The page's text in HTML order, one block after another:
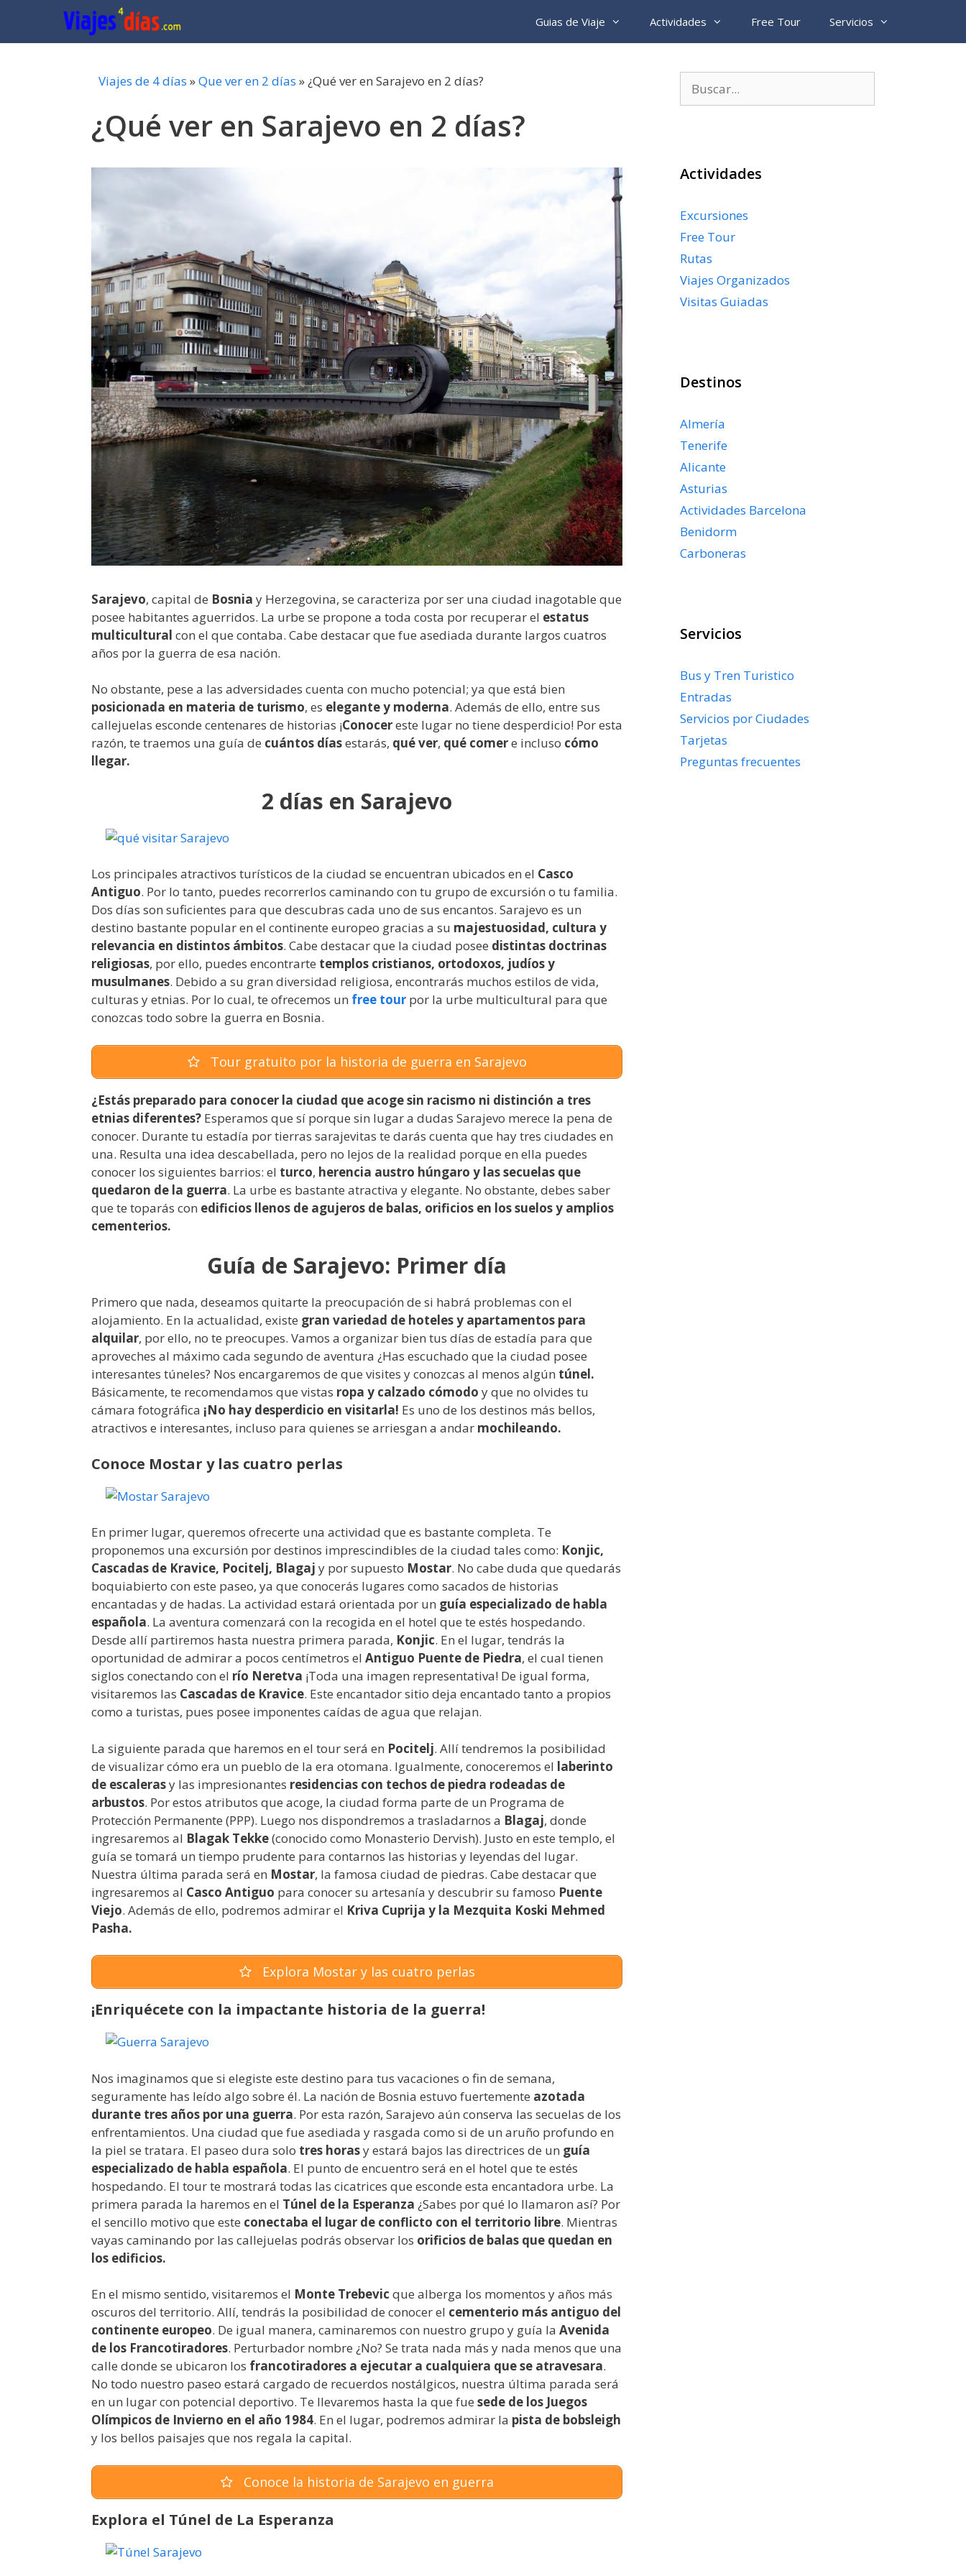
contenido
Guias de Viaje Actividades Free Tour Servicios
Viajes de 4 días »Que ver en 2 días »¿Qué ver en Sarajevo en 2 días?
¿Qué ver en Sarajevo en 2 días?
Sarajevo, capital de Bosnia y Herzegovina, se caracteriza por ser una ciudad inagotable que
posee habitantes aguerridos. La urbe se propone a toda costa por recuperar el estatus
multicultural con el que contaba. Cabe destacar que fue asediada durante largos cuatros
años por la guerra de esa nación.
No obstante, pese a las adversidades cuenta con mucho potencial; ya que está bien
posicionada en materia de turismo, es elegante y moderna. Además de ello, entre sus
callejuelas esconde centenares de historias ¡Conocereste lugar no tiene desperdicio! Por esta
razón, te traemos una guía de cuántos díasestarás, qué ver, qué comere incluso cómo
llegar.
2 días en Sarajevo
Los principales atractivos turísticos de la ciudad se encuentran ubicados en el Casco
Antiguo. Por lo tanto, puedes recorrerlos caminando con tu grupo de excursión o tu familia.
Dos días son suficientes para que descubras cada uno de sus encantos. Sarajevo es un
destino bastante popular en el continente europeo gracias a su majestuosidad, cultura y
relevancia en distintos ámbitos. Cabe destacar que la ciudad posee distintas doctrinas
religiosas, por ello, puedes encontrarte templos cristianos, ortodoxos, judíos y
musulmanes. Debido a su gran diversidad religiosa, encontrarás muchos estilos de vida,
culturas y etnias. Por lo cual, te ofrecemos un free tour por la urbe multicultural para que
conozcas todo sobre la guerra en Bosnia.
Tour gratuito por la historia de guerra en Sarajevo
¿Estás preparado para conocer la ciudad que acoge sin racismo ni distinción a tres
etnias diferentes? Esperamos que sí porque sin lugar a dudas Sarajevo merece la pena de
conocer. Durante tu estadía por tierras sarajevitas te darás cuenta que hay tres ciudades en
una. Resulta una idea descabellada, pero no lejos de la realidad porque en ella puedes
conocer los siguientes barrios: el turco, herencia austro húngaro y las secuelas que
quedaron de la guerra. La urbe es bastante atractiva y elegante. No obstante, debes saber
que te toparás con edificios llenos de agujeros de balas, orificios en los suelos y amplios
cementerios.
Guía de Sarajevo: Primer día
Primero que nada, deseamos quitarte la preocupación de si habrá problemas con el
alojamiento. En la actualidad, existe gran variedad de hoteles y apartamentos para
alquilar, por ello, no te preocupes. Vamos a organizar bien tus días de estadía para que
aproveches al máximo cada segundo de aventura ¿Has escuchado que la ciudad posee
interesantes túneles? Nos encargaremos de que visites y conozcas al menos algún túnel.
Básicamente, te recomendamos que vistas ropa y calzado cómodo y que no olvides tu
cámara fotográfica ¡No hay desperdicio en visitarla! Es uno de los destinos más bellos,
atractivos e interesantes, incluso para quienes se arriesgan a andar mochileando.
Conoce Mostar y las cuatro perlas
En primer lugar, queremos ofrecerte una actividad que es bastante completa. Te
proponemos una excursión por destinos imprescindibles de la ciudad tales como: Konjic,
Cascadas de Kravice, Pocitelj, Blagaj y por supuesto Mostar. No cabe duda que quedarás
boquiabierto con este paseo, ya que conocerás lugares como sacados de historias
encantadas y de hadas. La actividad estará orientada por un guía especializado de habla
española. La aventura comenzará con la recogida en el hotel que te estés hospedando.
Desde allí partiremos hasta nuestra primera parada, Konjic. En el lugar, tendrás la
oportunidad de admirar a pocos centímetros el Antiguo Puente de Piedra, el cual tienen
siglos conectando con el río Neretva ¡Toda una imagen representativa! De igual forma,
visitaremos las Cascadas de Kravice. Este encantador sitio deja encantado tanto a propios
como a turistas, pues posee imponentes caídas de agua que relajan.
La siguiente parada que haremos en el tour será en Pocitelj. Allí tendremos la posibilidad
de visualizar cómo era un pueblo de la era otomana. Igualmente, conoceremos el laberinto
de escalerasy las impresionantes residencias con techos de piedra rodeadas de
arbustos. Por estos atributos que acoge, la ciudad forma parte de un Programa de
Protección Permanente (PPP). Luego nos dispondremos a trasladarnos a Blagaj, donde
ingresaremos al Blagak Tekke(conocido como Monasterio Dervish). Justo en este templo, el
guía se tomará un tiempo prudente para contarnos las historias y leyendas del lugar.
Nuestra última parada será en Mostar, la famosa ciudad de piedras. Cabe destacar que
ingresaremos al Casco Antiguo para conocer su artesanía y descubrir su famoso Puente
Viejo. Además de ello, podremos admirar el Kriva Cuprija y la Mezquita Koski Mehmed
Pasha.
Explora Mostar y las cuatro perlas
¡Enriquécete con la impactante historia de la guerra!
Nos imaginamos que si elegiste este destino para tus vacaciones o fin de semana,
seguramente has leído algo sobre él. La nación de Bosnia estuvo fuertemente azotada
durante tres años por una guerra. Por esta razón, Sarajevo aún conserva las secuelas de los
enfrentamientos. Una ciudad que fue asediada y rasgada como si de un aruño profundo en
la piel se tratara. El paseo dura solo tres horasy estará bajos las directrices de un guía
especializado de habla española. El punto de encuentro será en el hotel que te estés
hospedando. El tour te mostrará todas las cicatrices que esconde esta encantadora urbe. La
primera parada la haremos en el Túnel de la Esperanza ¿Sabes por qué lo llamaron así? Por
el sencillo motivo que este conectaba el lugar de conflicto con el territorio libre. Mientras
vayas caminando por las callejuelas podrás observar los orificios de balas que quedan en
los edificios.
En el mismo sentido, visitaremos el Monte Trebevic que alberga los momentos y años más
oscuros del territorio. Allí, tendrás la posibilidad de conocer el cementerio más antiguo del
continente europeo. De igual manera, caminaremos con nuestro grupo y guía la Avenida
de los Francotiradores. Perturbador nombre ¿No? Se trata nada más y nada menos que una
calle donde se ubicaron los francotiradores a ejecutar a cualquiera que se atravesara.
No todo nuestro paseo estará cargado de recuerdos nostálgicos, nuestra última parada será
en un lugar con potencial deportivo. Te llevaremos hasta la que fue sede de los Juegos
Olímpicos de Invierno en el año 1984. En el lugar, podremos admirar la pista de bobsleigh
y los bellos paisajes que nos regala la capital.
Conoce la historia de Sarajevo en guerra
Explora el Túnel de La Esperanza
Actividades
Excursiones
Free Tour
Rutas
Viajes Organizados
Visitas Guiadas
Destinos
Almería
Tenerife
Alicante
Asturias
Actividades Barcelona
Benidorm
Carboneras
Servicios
Bus y Tren Turistico
Entradas
Servicios por Ciudades
Tarjetas
Preguntas frecuentes